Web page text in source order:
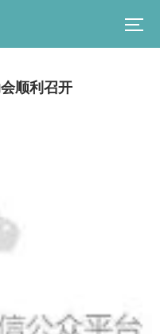
顺利召开